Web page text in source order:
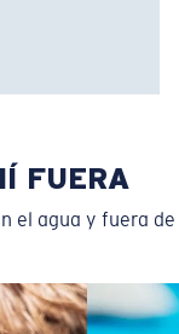
FUERA
el agua y fuera de